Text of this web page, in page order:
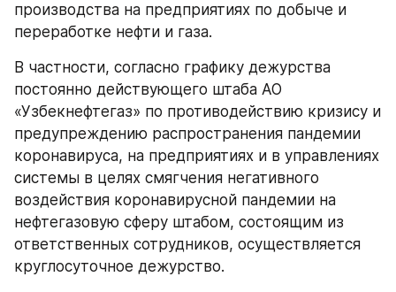
производства на предприятиях по добыче и
переработке нефти и газа.
В частности, согласно графику дежурства
постоянно действующего штаба АО
«Узбекнефтегаз» по противодействию кризису и
предупреждению распространения пандемии
коронавируса, на предприятиях и в управлениях
системы в целях смягчения негативного
воздействия коронавирусной пандемии на
нефтегазовую сферу штабом, состоящим из
ответственных сотрудников, осуществляется
круглосуточное дежурство.